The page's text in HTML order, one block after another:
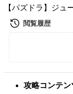
【パズドラ】ジュ
攻略コンテン